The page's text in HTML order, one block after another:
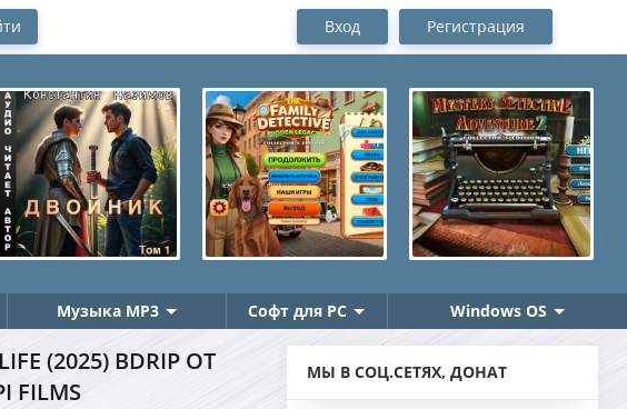
Вход Регистрация
Музыка MP3 Софт для PC Windows OS
(2025) BDRIP ОТ
FILMS
МЫ В СОЦ.СЕТЯХ, ДОНАТ